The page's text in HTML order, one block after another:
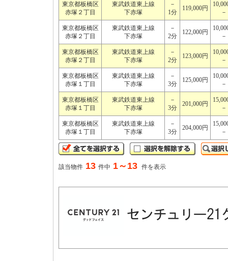
東京都板橋区
赤塚２丁目
東武鉄道東上線
下赤塚
－
1分
119,000円
－
東京都板橋区
赤塚２丁目
東武鉄道東上線
下赤塚
－
2分
122,000円
－
東京都板橋区
赤塚２丁目
東武鉄道東上線
下赤塚
－
2分
123,000円
－
東京都板橋区
赤塚１丁目
東武鉄道東上線
下赤塚
－
3分
125,000円
－
東京都板橋区
赤塚１丁目
東武鉄道東上線
下赤塚
－
3分
201,000円
－
東京都板橋区
赤塚１丁目
東武鉄道東上線
下赤塚
－
3分
204,000円
－
該当物件 13 件中 1～13 件を表示